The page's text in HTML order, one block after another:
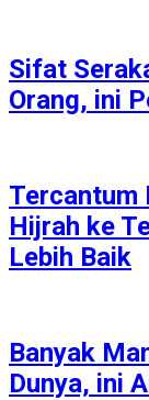
Sifat
Orang, ini
Tercantum
Hijrah ke
Lebih Baik
Banyak
Dunya, ini